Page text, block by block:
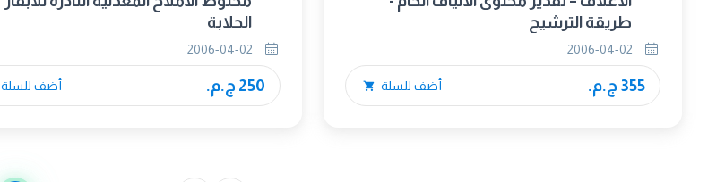
طريقة الترشيح
355 ج.م. أضف للسلة
الحلابة
250 ج.م. أضف للسلة